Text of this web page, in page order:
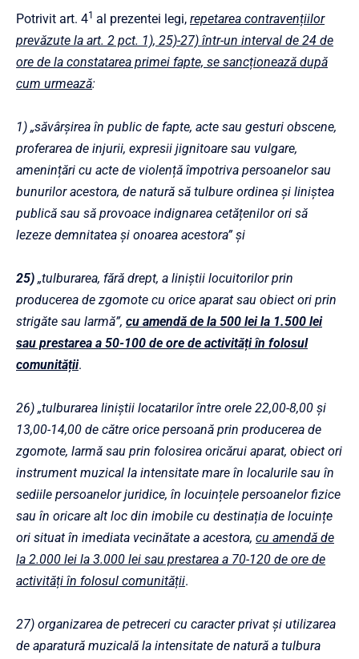
Potrivit art. 41 al prezentei legi, repetarea contravențiilor
prevăzute la art. 2 pct. 1), 25)-27) într-un interval de 24 de
ore de la constatarea primei fapte, se sancționează după
cum urmează:
1) „săvârșirea în public de fapte, acte sau gesturi obscene,
proferarea de injurii, expresii jignitoare sau vulgare,
amenințări cu acte de violență împotriva persoanelor sau
bunurilor acestora, de natură să tulbure ordinea și liniștea
publică sau să provoace indignarea cetățenilor ori să
lezeze demnitatea și onoarea acestora” și
25) „tulburarea, fără drept, a liniștii locuitorilor prin
producerea de zgomote cu orice aparat sau obiect ori prin
strigăte sau larmă”, cu amendă de la 500 lei la 1.500 lei
sau prestarea a 50-100 de ore de activități în folosul
comunității.
26) „tulburarea liniștii locatarilor între orele 22,00-8,00 și
13,00-14,00 de către orice persoană prin producerea de
zgomote, larmă sau prin folosirea oricărui aparat, obiect ori
instrument muzical la intensitate mare în localurile sau în
sediile persoanelor juridice, în locuințele persoanelor fizice
sau în oricare alt loc din imobile cu destinația de locuințe
ori situat în imediata vecinătate a acestora, cu amendă de
la 2.000 lei la 3.000 lei sau prestarea a 70-120 de ore de
activități în folosul comunității.
27) organizarea de petreceri cu caracter privat și utilizarea
de aparatură muzicală la intensitate de natură a tulbura